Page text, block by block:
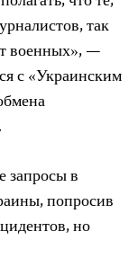
так
военных», —
с «Украинским
запросы в
попросив
но